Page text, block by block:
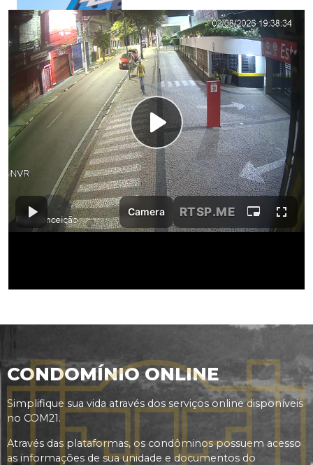
CONDOMÍNIO ONLINE
Simplifique sua vida através dos serviços online disponíveis
no COM21.
Através das plataformas, os condôminos possuem acesso
as informações de sua unidade e documentos do